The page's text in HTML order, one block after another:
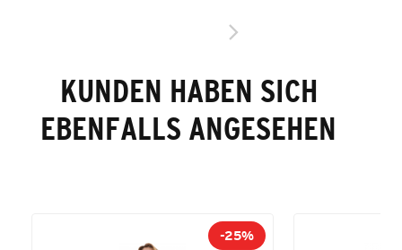
KUNDEN HABEN SICH
EBENFALLS ANGESEHEN
-25%